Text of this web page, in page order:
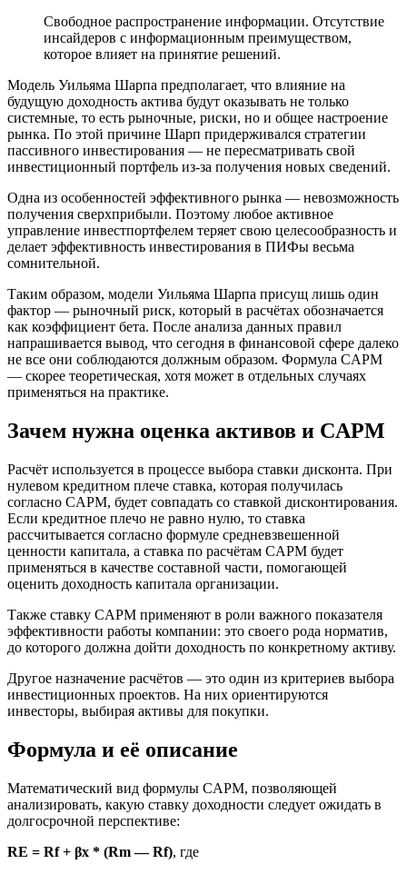
Свободное распространение информации. Отсутствие
инсайдеров с информационным преимуществом,
которое влияет на принятие решений.
Модель Уильяма Шарпа предполагает, что влияние на
будущую доходность актива будут оказывать не только
системные, то есть рыночные, риски, но и общее настроение
рынка. По этой причине Шарп придерживался стратегии
пассивного инвестирования — не пересматривать свой
инвестиционный портфель из-за получения новых сведений.
Одна из особенностей эффективного рынка — невозможность
получения сверхприбыли. Поэтому любое активное
управление инвестпортфелем теряет свою целесообразность и
делает эффективность инвестирования в ПИФы весьма
сомнительной.
Таким образом, модели Уильяма Шарпа присущ лишь один
фактор — рыночный риск, который в расчётах обозначается
как коэффициент бета. После анализа данных правил
напрашивается вывод, что сегодня в финансовой сфере далеко
не все они соблюдаются должным образом. Формула CAPM
— скорее теоретическая, хотя может в отдельных случаях
применяться на практике.
Зачем нужна оценка активов и CAPM
Расчёт используется в процессе выбора ставки дисконта. При
нулевом кредитном плече ставка, которая получилась
согласно CAPM, будет совпадать со ставкой дисконтирования.
Если кредитное плечо не равно нулю, то ставка
рассчитывается согласно формуле средневзвешенной
ценности капитала, а ставка по расчётам CAPM будет
применяться в качестве составной части, помогающей
оценить доходность капитала организации.
Также ставку CAPM применяют в роли важного показателя
эффективности работы компании: это своего рода норматив,
до которого должна дойти доходность по конкретному активу.
Другое назначение расчётов — это один из критериев выбора
инвестиционных проектов. На них ориентируются
инвесторы, выбирая активы для покупки.
Формула и её описание
Математический вид формулы CAPM, позволяющей
анализировать, какую ставку доходности следует ожидать в
долгосрочной перспективе:
RE = Rf + βx * (Rm — Rf), где